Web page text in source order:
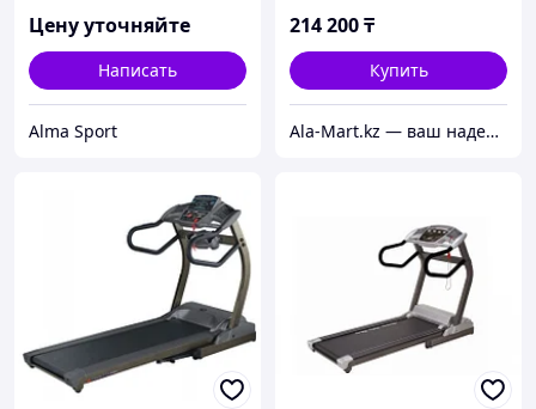
Цену уточняйте
Написать
Alma Sport
214 200₸
Купить
Ala-Mart.kz — ваш надежный партнер в мире качественных товаров.